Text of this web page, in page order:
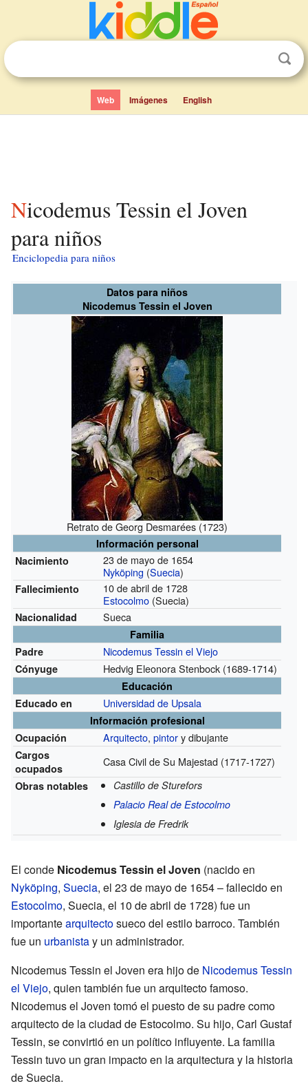
Web Imágenes English
Nicodemus Tessin el Joven
para niños
Enciclopedia para niños
Datos para niños
Nicodemus Tessin el Joven
Retrato de Georg Desmarées (1723)
Información personal
Nacimiento
23 de mayo de 1654
Nyköping(Suecia)
Fallecimiento
10 de abril de 1728
Estocolmo (Suecia)
Nacionalidad Sueca
Familia
Padre
Nicodemus Tessin el Viejo
Cónyuge Hedvig Eleonora Stenbock (1689-1714)
Educación
Educado en
Universidad de Upsala
Información profesional
Ocupación
Arquitecto,pintory dibujante
Cargos
ocupados
Casa Civil de Su Majestad (1717-1727)
Obras notables
Castillo de Sturefors
Palacio Real de Estocolmo
Iglesia de Fredrik
El conde Nicodemus Tessin el Joven (nacido en
Nyköping, Suecia, el 23 de mayo de 1654 – fallecido en
Estocolmo, Suecia, el 10 de abril de 1728) fue un
importantearquitectosueco del estilo barroco. También
fue un urbanistay un administrador.
Nicodemus Tessin el Joven era hijo de Nicodemus Tessin
el Viejo, quien también fue un arquitecto famoso.
Nicodemus el Joven tomó el puesto de su padre como
arquitecto de la ciudad de Estocolmo. Su hijo, Carl Gustaf
Tessin, se convirtió en un político influyente. La familia
Tessin tuvo un gran impacto en la arquitectura y la historia
de Suecia.